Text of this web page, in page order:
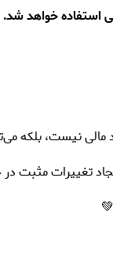
استفاده خواهد شد.
نیست، بلکه
ایجاد تغییرات مثبت